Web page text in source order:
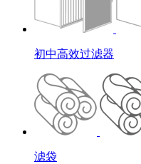
初中高效过滤器
滤袋